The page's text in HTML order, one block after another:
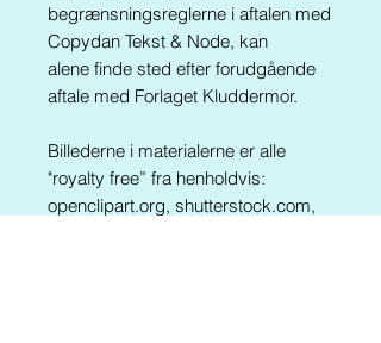
begrænsningsreglerne i aftalen med
Copydan Tekst & Node, kan
alene finde sted efter forudgående
aftale med Forlaget Kluddermor.
Billederne i materialerne er alle
"royalty free” fra henholdvis:
openclipart.org, shutterstock.com,